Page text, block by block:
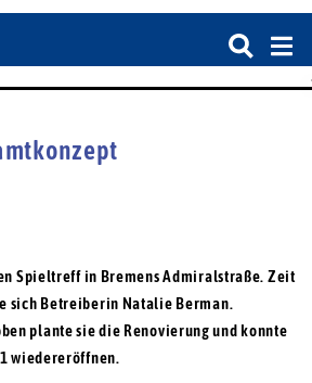
Spieltreff in Bremens ­Admiralstraße. Zeit
sich Betreiberin Natalie Berman.
plante sie die Renovierung und konnte
wiedereröffnen.